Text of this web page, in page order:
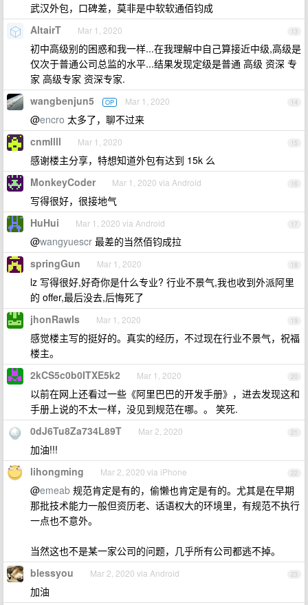
武汉外包，口碑差，莫非是中软软通佰钧成
13
AltairT Mar 1, 2020
初中高级别的困惑和我一样...在我理解中自己算接近中级,高级是
仅次于普通公司总监的水平...结果发现定级是普通 高级 资深 专
家 高级专家 资深专家.
14
wangbenjun5 OP Mar 1, 2020
@encro 太多了，聊不过来
15
cnmllll Mar 1, 2020
感谢楼主分享，特想知道外包有达到 15k 么
16
MonkeyCoder Mar 1, 2020 via Android
写得很好，很接地气
17
HuHui Mar 1, 2020 via Android
@wangyuescr 最差的当然佰钧成拉
18
springGun Mar 1, 2020
lz 写得很好,好奇你是什么专业? 行业不景气,我也收到外派阿里
的 offer,最后没去,后悔死了
19
jhonRawls Mar 1, 2020
感觉楼主写的挺好的。真实的经历，不过现在行业不景气，祝福
楼主。
20
2kCS5c0b0ITXE5k2 Mar 1, 2020
以前在网上还看过一些《阿里巴巴的开发手册》，进去发现这和
手册上说的不太一样，没见到规范在哪。。 笑死.
21
0dJ6Tu8Za734L89T Mar 2, 2020
加油!!!
22
lihongming Mar 2, 2020 via iPhone
@emeab 规范肯定是有的，偷懒也肯定是有的。尤其是在早期
那批技术能力一般但资历老、话语权大的环境里，有规范不执行
一点也不意外。
当然这也不是某一家公司的问题，几乎所有公司都逃不掉。
23
blessyou Mar 2, 2020 via Android
加油